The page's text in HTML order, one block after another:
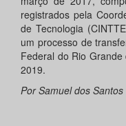
registrados pela
de Tecnologia
um processo de
Federal do Rio
2019.
Por Samuel dos Santos